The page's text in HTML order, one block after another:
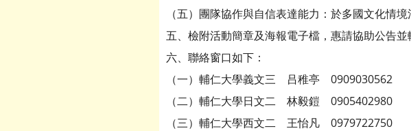
（五）團隊協作與自信表達能力：於多國文化情
五、檢附活動簡章及海報電子檔，惠請協助公告並
六、聯絡窗口如下：
（一）輔仁大學義文三 吕稚亭 0909030562
（二）輔仁大學日文二 林毅鎧 0905402980
（三）輔仁大學西文二 王怡凡 0979722750